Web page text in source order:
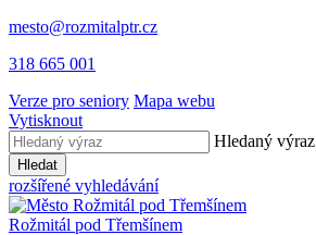
mesto@rozmitalptr.cz
318 665 001
Verze pro seniory Mapa webu
Vytisknout
Hledaný výraz
Hledat
rozšířené vyhledávání
Rožmitál pod Třemšínem